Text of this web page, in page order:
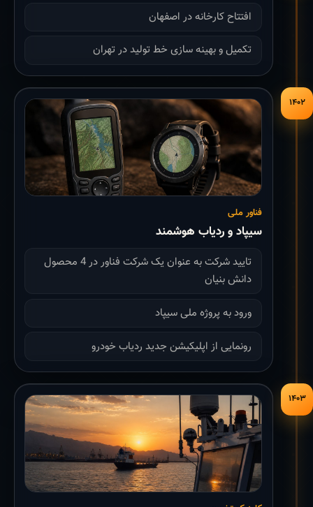
افتتاح کارخانه در اصفهان
تکمیل و بهینه سازی خط تولید در تهران
۱۴۰۲
فناور ملی
سیپاد و ردیاب هوشمند
تایید شرکت به عنوان یک شرکت فناور در 4 محصول
دانش بنیان
ورود به پروژه ملی سیپاد
رونمایی از اپلیکیشن جدید ردیاب خودرو
۱۴۰۳